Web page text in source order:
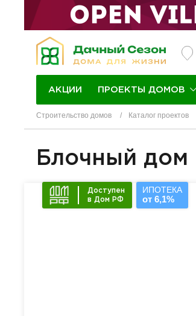
АКЦИИ ПРОЕКТЫ ДОМОВ
Строительство домов Каталог проектов
Блочный дом
Доступен
в Дом РФ
ИПОТЕКА
от 6,1%